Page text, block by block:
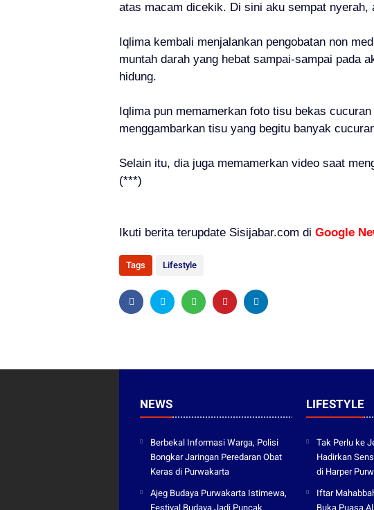
atas macam dicekik. Di sini aku sempat nyerah,
Iqlima kembali menjalankan pengobatan non
muntah darah yang hebat sampai-sampai pada
hidung.
Iqlima pun memamerkan foto tisu bekas
menggambarkan tisu yang begitu banyak
Selain itu, dia juga memamerkan video saat
(***)
Ikuti berita terupdate Sisijabar.com di Google
Tags Lifestyle
NEWS
Berbekal Informasi Warga, Polisi
Bongkar Jaringan Peredaran Obat
Keras di Purwakarta
Ajeg Budaya Purwakarta Istimewa,
Festival Budaya Jadi Puncak
LIFESTYLE
Tak Perlu ke
Hadirkan
di Harper
Iftar
Buka Puasa